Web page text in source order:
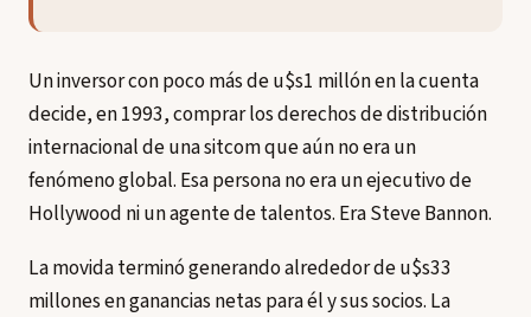
Un inversor con poco más de u$s1 millón en la cuenta
decide, en 1993, comprar los derechos de distribución
internacional de una sitcom que aún no era un
fenómeno global. Esa persona no era un ejecutivo de
Hollywood ni un agente de talentos. Era Steve Bannon.
La movida terminó generando alrededor de u$s33
millones en ganancias netas para él y sus socios. La